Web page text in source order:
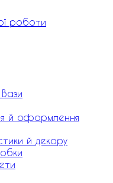
роботи
й оформлення
й декору